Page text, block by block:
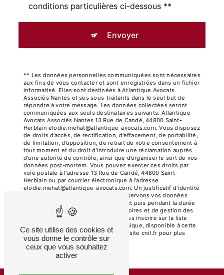
conditions particulières ci-dessous **
Envoyer
** Les données personnelles communiquées sont nécessaires
aux fins de vous contacter et sont enregistrées dans un fichier
informatisé. Elles sont destinées à Atlantique Avocats
Associés Nantes et ses sous-traitants dans le seul but de
répondre à votre message. Les données collectées seront
communiquées aux seuls destinataires suivants: Atlantique
Avocats Associés Nantes 13 Rue de Candé, 44800 Saint-
Herblain elodie.mehat@atlantique-avocats.com. Vous disposez
de droits d’accès, de rectification, d’effacement, de portabilité,
de limitation, d’opposition, de retrait de votre consentement à
tout moment et du droit d’introduire une réclamation auprès
d’une autorité de contrôle, ainsi que d’organiser le sort de vos
données post-mortem. Vous pouvez exercer ces droits par
voie postale à l'adresse 13 Rue de Candé, 44800 Saint-
Herblain ou par courrier électronique à l'adresse
elodie.mehat@atlantique-avocats.com. Un justificatif d'identité
pourra vous être demandé. Nous conservons vos données
pendant la période de prise de contact puis pendant la durée
de prescription légale aux fins probatoires et de gestion des
contentieux. Vous avez le droit de vous inscrire sur la liste
d'opposition au démarchage téléphonique, disponible à cette
adresse: Bloctel.gouv.fr. Consultez le site cnil.fr pour plus
d’informations sur vos droits.
Ce site utilise des cookies et
vous donne le contrôle sur
ceux que vous souhaitez
activer